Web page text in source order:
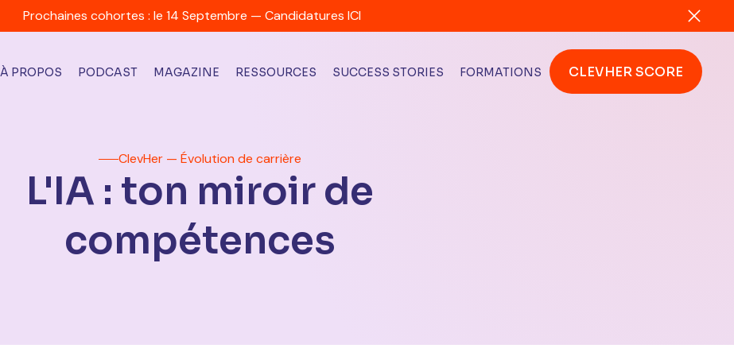
Prochaines cohortes : le 14 Septembre — Candidatures ICI
À PROPOS PODCAST MAGAZINE RESSOURCES SUCCESS STORIES FORMATIONS CLEVHER SCORE
ClevHer — Évolution de carrière
L'IA : ton miroir de
compétences